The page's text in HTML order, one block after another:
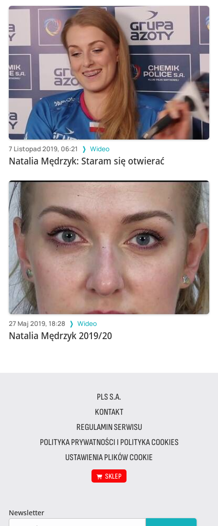
7 Listopad 2019, 06:21 Wideo
Natalia Mędrzyk: Staram się otwierać
27 Maj 2019, 18:28 Wideo
Natalia Mędrzyk 2019/20
PLS S.A.
KONTAKT
REGULAMIN SERWISU
POLITYKA PRYWATNOŚCI I POLITYKA COOKIES
USTAWIENIA PLIKÓW COOKIE
SKLEP
Newsletter